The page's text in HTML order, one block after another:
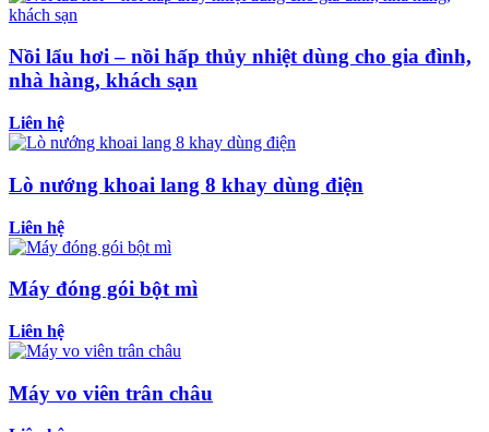
Nồi lẩu hơi – nồi hấp thủy nhiệt dùng cho gia đình,
nhà hàng, khách sạn
Liên hệ
Lò nướng khoai lang 8 khay dùng điện
Liên hệ
Máy đóng gói bột mì
Liên hệ
Máy vo viên trân châu